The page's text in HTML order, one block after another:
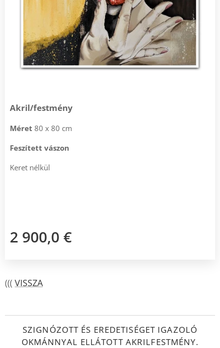
Akril/festmény
Méret 80 x 80 cm
Feszített vászon
Keret nélkül
2 900,0 €
((( VISSZA
SZIGNÓZOTT ÉS EREDETISÉGET IGAZOLÓ
OKMÁNNYAL ELLÁTOTT AKRILFESTMÉNY.